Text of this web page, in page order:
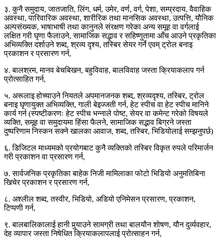
३. कुनै समुदाय, जातजाति, लिंग, धर्म, उमेर, वर्ण, वर्ग, पेशा, सम्प्रदाय, वैवाहिक
अवस्था, पारिवारिक अवस्था, शारीरिक तथा मानसिक अवस्था, उत्पत्ति, यौनिक
अल्पसंख्यक, भाषाभाषी तथा कानुनले संरक्षण गरेका अन्य समूह वा वर्गलाई
लक्षित गरी घृणा फैलाउने, सामाजिक सद्भाव र सहिष्णुतामा आँच आउने प्रकृतिका
अभिव्यक्ति दर्शाउने शब्द, श्रव्य दृश्य, तस्बिर सेयर गर्ने एवम् ट्रोल बनाइ
प्रकाशन र प्रसारण गर्न,
४. बालश्रम, मानव बेचबिखन, बहुविवाह, बालविवाह जस्ता क्रियाकलाप गर्न
प्रोत्साहित गर्न,
५. अरूलाइ होच्याउने नियतले अपमानजनक शब्द, श्रव्यदृश्य, तस्बिर, ट्रोल
बनाइ घृणायुक्त अभिव्यक्ति, गाली बेइज्जती गर्न, हेट स्पीच वा हेट स्पीच मानिने
कार्य गर्न (स्पष्टीकरणः हेट स्पीच भन्नाले पोष्ट, सेयर वा कमेन्ट गरेको विषयले
व्यक्ति, समूह वा समुदायमा हिंसा फैलने, सामाजिक सद्भाव बिग्रने जस्ता
दुष्परिणाम निस्कन सक्ने खालका आवाज, शब्द, तस्बिर, भिडियोलाई सम्झनुपर्छ)
६. डिजिटल माध्यमको प्रयोगबाट कुनै व्यक्तिको तस्बिर विकृत रुपले परिमार्जन
गरी प्रकाशन वा प्रसारण गर्न,
७. सार्वजनिक प्रकृतिका बाहेक निजी मामिलाका फोटो भिडियो अनुमतिबिना
खिचेर प्रकाशन र प्रसारण गर्न,
८. अश्लील शब्द, तस्वीर, भिडियो, अडियो एनिमेसन प्रसारण, प्रकाशन,
टिप्पणी गर्न,
९. बालबालिकालाई हानी पुर्‍याउने सामग्री तथा बालयौन शोषण, यौन दुर्व्यवहार,
देह व्यापार जस्ता निषेधित क्रियाकलापलाई प्रोत्साहन गर्न,